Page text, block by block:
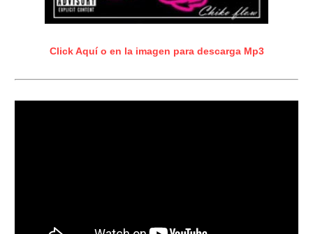
Click Aquí o en la imagen para descarga Mp3